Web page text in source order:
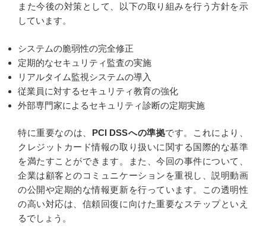
また今後の対策として、以下の取り組みを行う方針を示
しています。
システムの脆弱性の完全修正
定期的なセキュリティ監査の実施
リアルタイム監視システムの導入
従業員に対するセキュリティ教育の強化
外部専門家によるセキュリティ診断の定期実施
特に重要なのは、 PCI DSSへの準拠です。これにより、
クレジットカード情報の取り扱いに関する国際的な基準
を満たすことができます。また、今回の事件について、
企業は顧客とのコミュニケーションを重視し、説明動画
の公開や定期的な情報更新を行っています。この透明性
の高い対応は、信頼回復に向けた重要なステップといえ
るでしょう。